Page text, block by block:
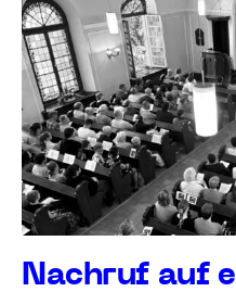
Nachruf auf